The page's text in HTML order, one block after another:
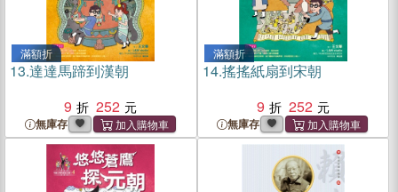
滿額折
13.達達馬蹄到漢朝
9
252
無庫存
滿額折
14.搖搖紙扇到宋朝
9
252
無庫存